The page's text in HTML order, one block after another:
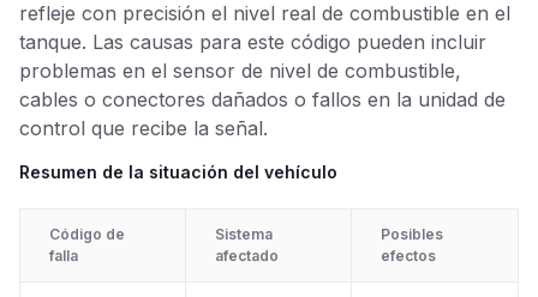
refleje con precisión el nivel real de combustible en el
tanque. Las causas para este código pueden incluir
problemas en el sensor de nivel de combustible,
cables o conectores dañados o fallos en la unidad de
control que recibe la señal.
Resumen de la situación del vehículo
Código de
falla
Sistema
afectado
Posibles
efectos